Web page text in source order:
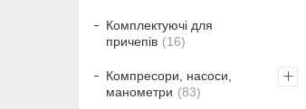
Комплектуючі для
причепів
16
Компресори, насоси,
манометри
83